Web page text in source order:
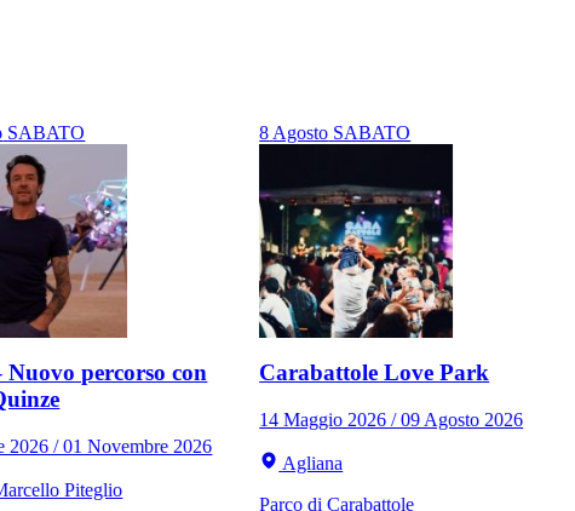
SABATO
Nuovo percorso con
2026 / 01 Novembre 2026
Piteglio
8 Agosto SABATO
Carabattole Love Park
14 Maggio 2026 / 09 Agosto 2026
Agliana
Parco di Carabattole